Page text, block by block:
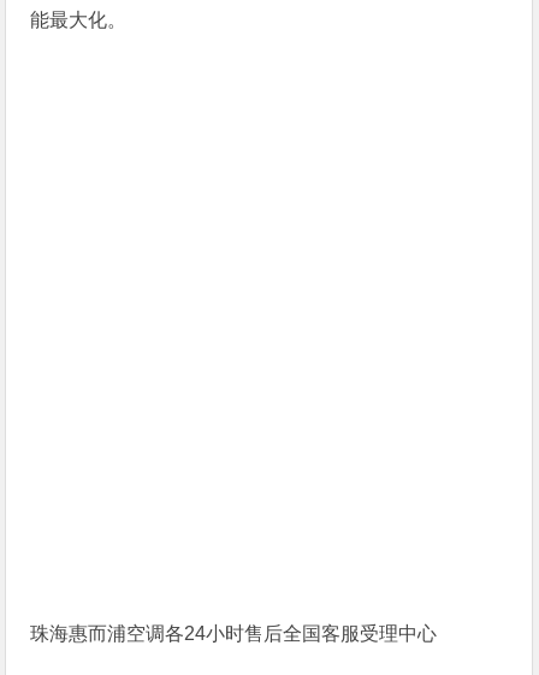
能最大化。
珠海惠而浦空调各24小时售后全国客服受理中心